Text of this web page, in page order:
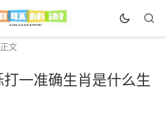
文
一准确生肖是什么生